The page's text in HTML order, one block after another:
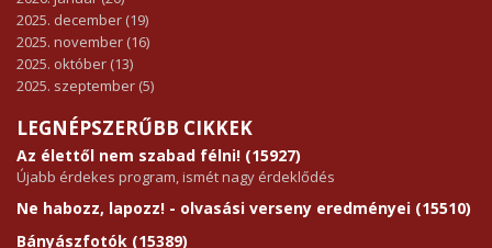
2025. december (19)
2025. november (16)
2025. október (13)
2025. szeptember (5)
LEGNÉPSZERŰBB CIKKEK
Az élettől nem szabad félni! (15927)
Újabb érdekes program, ismét nagy érdeklődés
Ne habozz, lapozz! - olvasási verseny eredményei (15510)
Bányászfotók (15389)